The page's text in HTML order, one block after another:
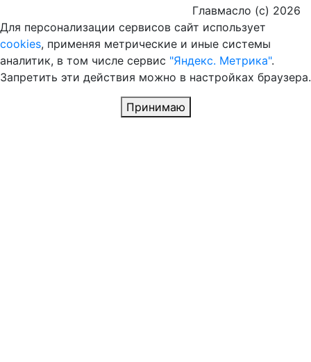
Главмасло (с) 2026
Для персонализации сервисов сайт использует
cookies, применяя метрические и иные системы
аналитик, в том числе сервис "Яндекс. Метрика".
Запретить эти действия можно в настройках браузера.
Принимаю